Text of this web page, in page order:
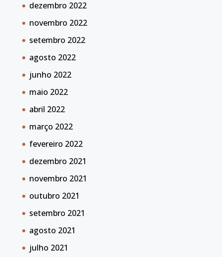
dezembro 2022
novembro 2022
setembro 2022
agosto 2022
junho 2022
maio 2022
abril 2022
março 2022
fevereiro 2022
dezembro 2021
novembro 2021
outubro 2021
setembro 2021
agosto 2021
julho 2021